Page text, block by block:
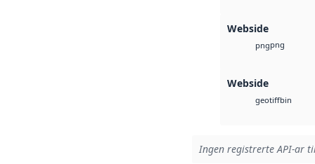
Webside
pngpng
Webside
geotiffbin
Ingen registrerte API-ar